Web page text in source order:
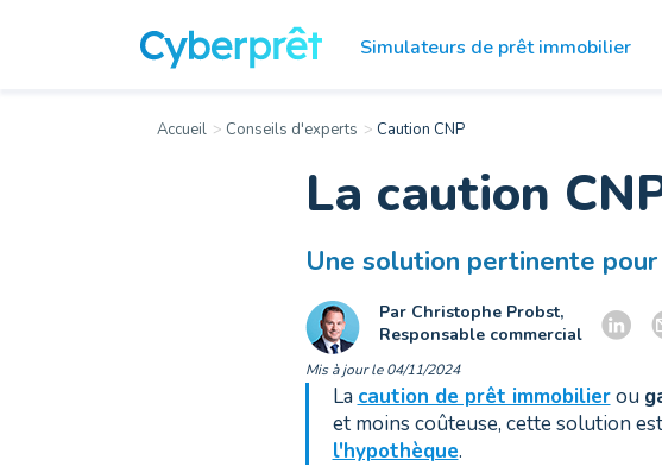
Simulateurs de prêt immobilier
Accueil Conseils d'experts Caution CNP
La caution
Une solution pertinente
Par Christophe Probst,
Responsable commercial
Mis à jour le 04/11/2024
La caution de prêt immobilierou
et moins coûteuse, cette solution
l'hypothèque.